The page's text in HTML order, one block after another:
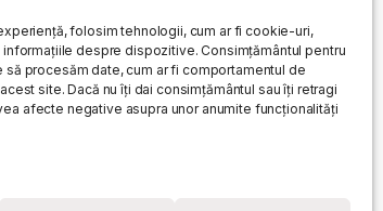
folosim tehnologii, cum ar fi cookie-uri,
despre dispozitive. Consimțământul pentru
procesăm date, cum ar fi comportamentul de
site. Dacă nu îți dai consimțământul sau îți retragi
afecte negative asupra unor anumite funcționalități
Service si garantie
Cum cumpar
Returnari